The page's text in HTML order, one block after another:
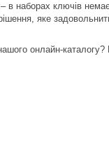
наборах ключів
яке
онлайн-